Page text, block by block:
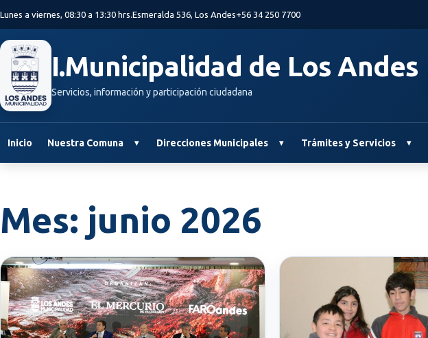
Lunes a viernes, 08:30 a 13:30 hrs.Esmeralda 536, Los Andes+56 34 250 7700
I.Municipalidad de Los Andes
Servicios, información y participación ciudadana
Inicio Nuestra Comuna Direcciones Municipales Trámites y Servicios
Mes: junio 2026